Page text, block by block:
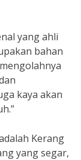
yang ahli
bahan
kaya akan
Kerang
yang segar,